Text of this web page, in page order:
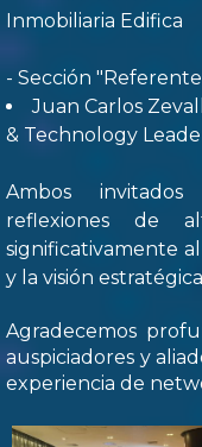
Inmobiliaria Edifica
- Sección
Juan Carlos
& Technology
Ambos
reflexiones de
significativamente
y la visión
Agradecemos
auspiciadores y
experiencia de